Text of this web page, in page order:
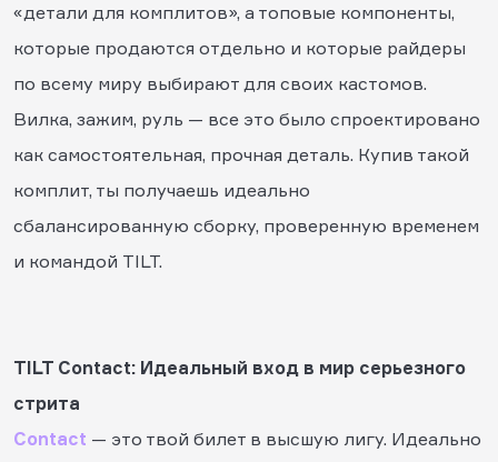
«детали для комплитов», а топовые компоненты,
которые продаются отдельно и которые райдеры
по всему миру выбирают для своих кастомов.
Вилка, зажим, руль — все это было спроектировано
как самостоятельная, прочная деталь. Купив такой
комплит, ты получаешь идеально
сбалансированную сборку, проверенную временем
и командой TILT.
TILT Contact: Идеальный вход в мир серьезного
стрита
Contact — это твой билет в высшую лигу. Идеально